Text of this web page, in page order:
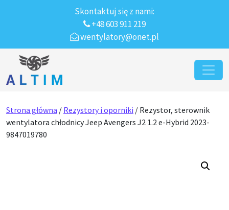
Skontaktuj się z nami:
+48 603 911 219
wentylatory@onet.pl
Przejdź do treści
Main Navigation
Strona główna / Rezystory i oporniki / Rezystor, sterownik
wentylatora chłodnicy Jeep Avengers J2 1.2 e-Hybrid 2023-
9847019780